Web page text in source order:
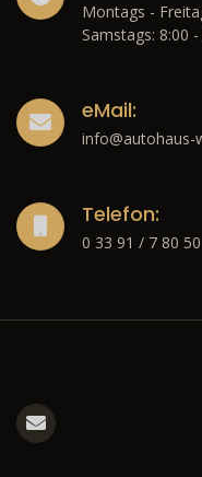
Montags -
Samstags: 8:00
eMail:
info@autohaus-
Telefon:
0 33 91 / 7 80 50